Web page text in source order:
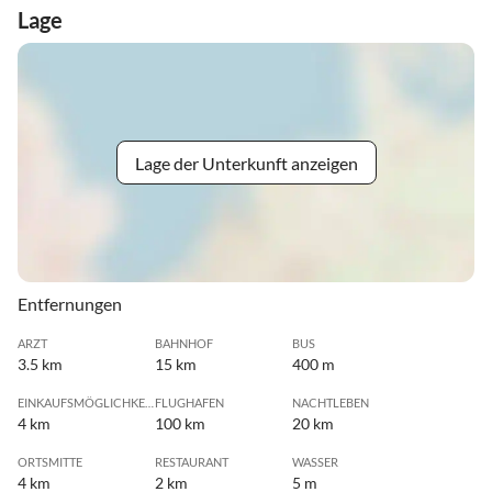
Lage
Lage der Unterkunft anzeigen
Entfernungen
ARZT
3.5 km
BAHNHOF
15 km
BUS
400 m
4 km
FLUGHAFEN
100 km
NACHTLEBEN
20 km
ORTSMITTE
4 km
RESTAURANT
2 km
WASSER
5 m